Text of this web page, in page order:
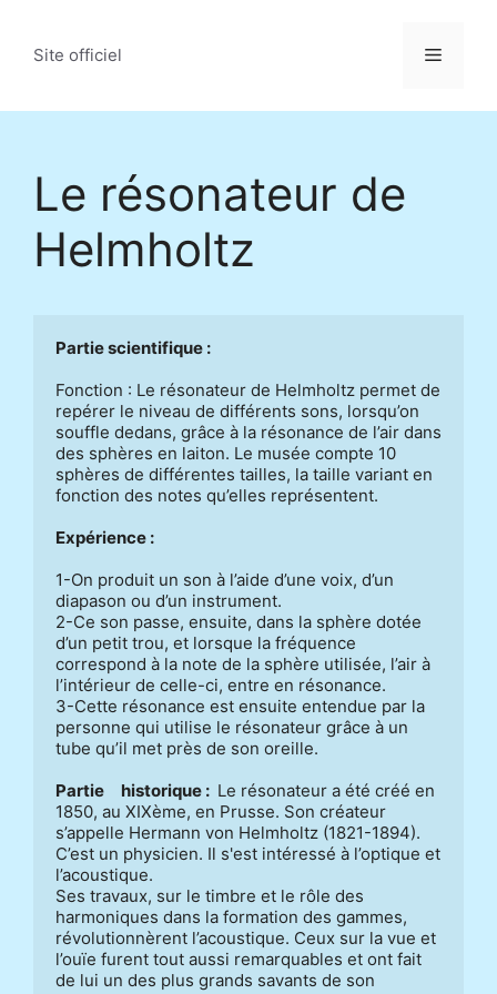
contenu
Site officiel Menu
Le résonateur de
Helmholtz
Partie scientifique :
Fonction : Le résonateur de Helmholtz permet de
repérer le niveau de différents sons, lorsqu’on
souffle dedans, grâce à la résonance de l’air dans
des sphères en laiton. Le musée compte 10
sphères de différentes tailles, la taille variant en
fonction des notes qu’elles représentent.
Expérience :
1-On produit un son à l’aide d’une voix, d’un
diapason ou d’un instrument.
2-Ce son passe, ensuite, dans la sphère dotée
d’un petit trou, et lorsque la fréquence
correspond à la note de la sphère utilisée, l’air à
l’intérieur de celle-ci, entre en résonance.
3-Cette résonance est ensuite entendue par la
personne qui utilise le résonateur grâce à un
tube qu’il met près de son oreille.
Partie     historique : Le résonateur a été créé en
1850, au XIXème, en Prusse. Son créateur
s’appelle Hermann von Helmholtz (1821-1894).
C’est un physicien. Il s'est intéressé à l’optique et
l’acoustique.
Ses travaux, sur le timbre et le rôle des
harmoniques dans la formation des gammes,
révolutionnèrent l’acoustique. Ceux sur la vue et
l’ouïe furent tout aussi remarquables et ont fait
de lui un des plus grands savants de son